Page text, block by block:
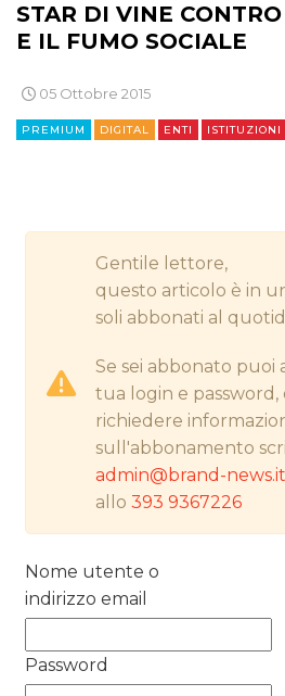
CSR
STRATEGIE
EDITORIA
RADIO / AUDIO
RICERCHE
STAR DI VINE
E IL FUMO SOCIALE
05 Ottobre 2015
PREMIUM DIGITAL ENTI ISTITUZIONI
Gentile lettore,
questo articolo è in
soli abbonati al
Se sei abbonato puoi
tua login e
richiedere
sull'abbonamento
admin@brand-news.it
allo393 9367226
Nome utente o
indirizzo email
Password